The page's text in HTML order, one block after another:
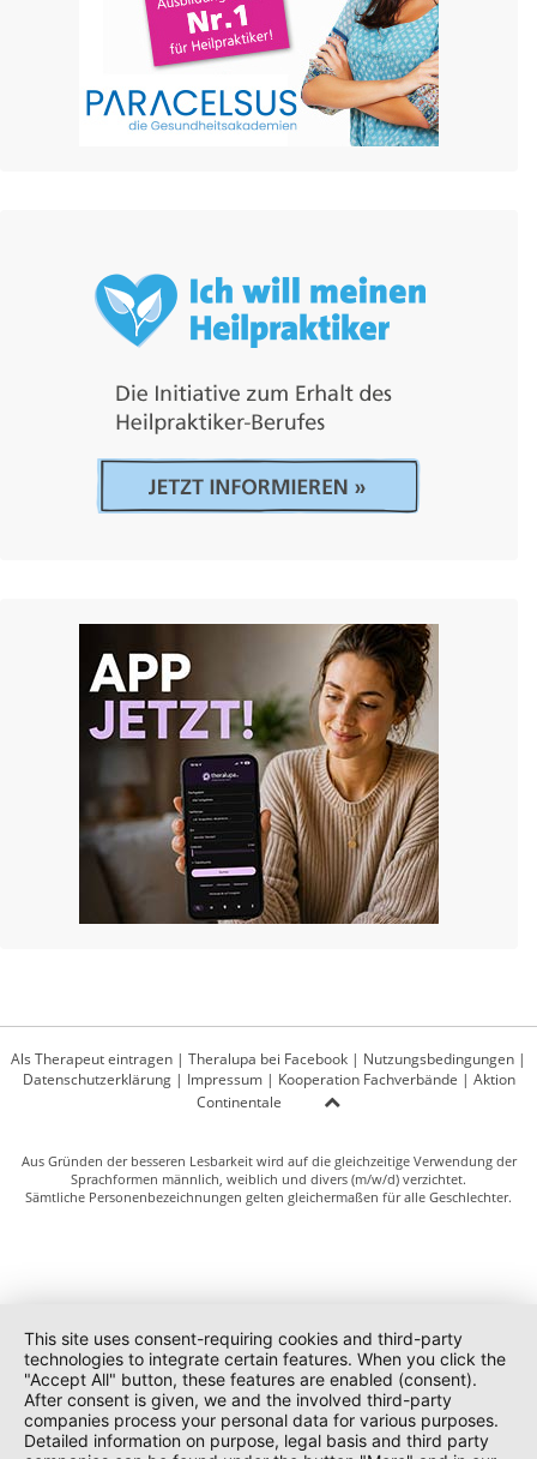
Als Therapeut eintragen | Theralupa bei Facebook | Nutzungsbedingungen |
Datenschutzerklärung| Impressum| Kooperation Fachverbände | Aktion
Continentale
Aus Gründen der besseren Lesbarkeit wird auf die gleichzeitige Verwendung der
Sprachformen männlich, weiblich und divers (m/w/d) verzichtet.
Sämtliche Personenbezeichnungen gelten gleichermaßen für alle Geschlechter.
This site uses consent-requiring cookies and third-party
technologies to integrate certain features. When you click the
"Accept All" button, these features are enabled (consent).
After consent is given, we and the involved third-party
companies process your personal data for various purposes.
Detailed information on purpose, legal basis and third party